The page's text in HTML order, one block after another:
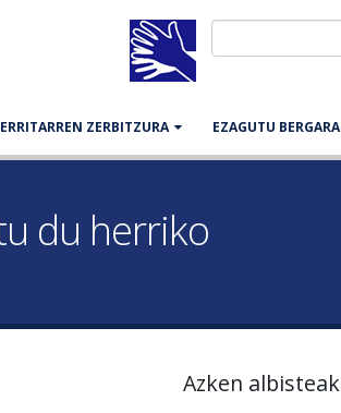
ZERBITZURA EZAGUTU BERGARA
du herriko
Azken albisteak